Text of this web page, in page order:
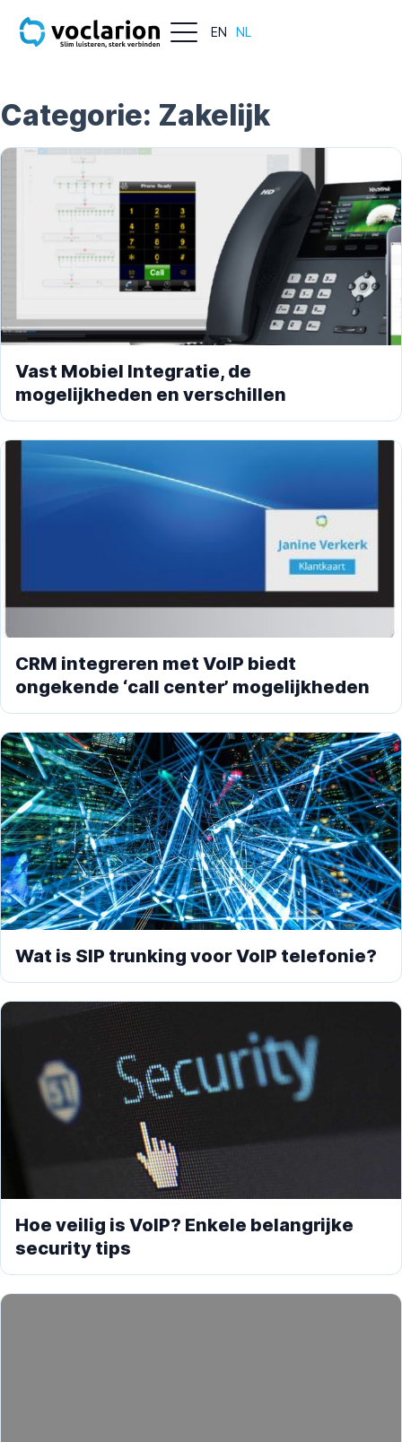
EN NL
Categorie: Zakelijk
Vast Mobiel Integratie, de
mogelijkheden en verschillen
CRM integreren met VoIP biedt
ongekende ‘call center’ mogelijkheden
Wat is SIP trunking voor VoIP telefonie?
Hoe veilig is VoIP? Enkele belangrijke
security tips